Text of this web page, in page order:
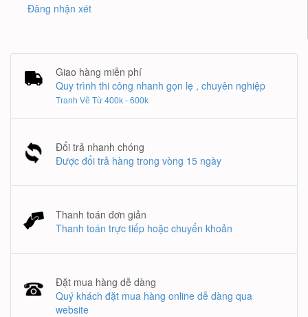
Đăng nhận xét
Giao hàng miễn phí
Quy trình thi công nhanh gọn lẹ , chuyên nghiệp
Tranh Vẽ Từ 400k - 600k
Đổi trả nhanh chóng
Được đổi trả hàng trong vòng 15 ngày
Thanh toán đơn giản
Thanh toán trực tiếp hoặc chuyển khoản
Đặt mua hàng dễ dàng
Quý khách đặt mua hàng online dễ dàng qua
website